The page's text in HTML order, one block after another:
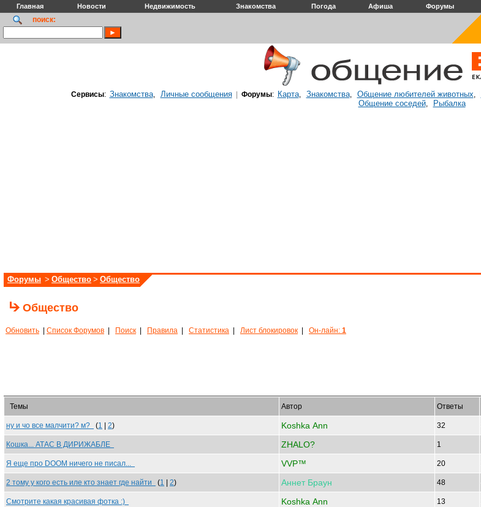
Главная Новости Недвижимость Знакомства Погода Афиша Форумы
поиск:
Сервисы: Знакомства, Личные сообщения| Форумы: Карта, Знакомства, Общение любителей животных,
Общение соседей, Рыбалка
Форумы > Общество > Общество
Общество
Обновить Список Форумов Поиск Правила Статистика Лист блокировок Он-лайн: 1
Темы Автор Ответы
ну и чо все малчити? м? (1 2) Koshka Ann 32
Кошка... АТАС В ДИРИЖАБЛЕ ZHALO? 1
Я еще про DOOM ничего не писал... VVP™ 20
2 тому у кого есть иле кто знает где найти (1 2) Аннет Браун 48
Смотрите какая красивая фотка :) Koshka Ann 13